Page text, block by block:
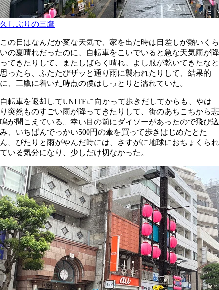
久しぶりの三鷹
この日はなんだか変な天気で、家を出た時は日差しが熱いくら
いの夏晴れだったのに、自転車をこいでいると急な天気雨が降
ってきたりして、またしばらく晴れ、よし服が乾いてきたなと
思ったら、ふたたびザッと通り雨に襲われたりして、結果的
に、三鷹に着いた時点の僕はしっとりと濡れていた。
自転車を返却してUNITEに向かって歩きだしてからも、やは
り突然ものすごい雨が降ってきたりして、街のあちこちから悲
鳴が聞こえている。幸い目の前にダイソーがあったので飛び込
み、いちばんでっかい500円の傘を買って歩きはじめたとた
ん、ぴたりと雨がやんだ時には、さすがに地球におちょくられ
ている気分になり、少しだけ切なかった。